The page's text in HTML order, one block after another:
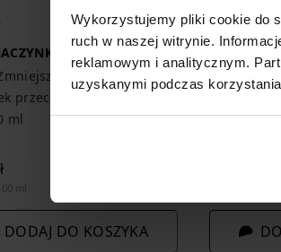
Wykorzystujemy pliki cookie do
ruch w naszej witrynie.
reklamowym i analitycznym.
uzyskanymi podczas
widoczność
przeciwzmarszczkowy duo-
ml
ml
DODAJ DO KOSZYKA
CERA
Lirene
krem